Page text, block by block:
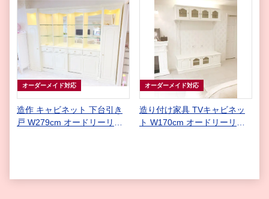
オーダーメイド対応
造作 キャビネット 下台引き
戸 W279cm オードリーリボ
オーダーメイド対応
造り付け家具 TVキャビネッ
ト W170cm オードリーリボ